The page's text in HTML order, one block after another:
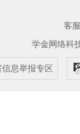
客
学金网络科
信息举报专区